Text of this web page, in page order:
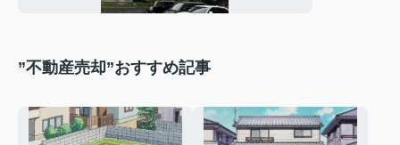
”不動産売却”おすすめ記事